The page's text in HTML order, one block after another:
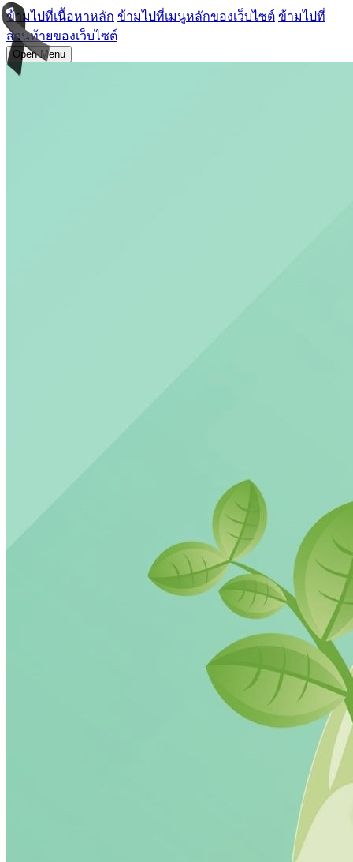
ข้ามไปที่เนื้อหาหลัก ข้ามไปที่เมนูหลักของเว็บไซต์ ข้ามไปที่
ส่วนท้ายของเว็บไซต์
Open Menu